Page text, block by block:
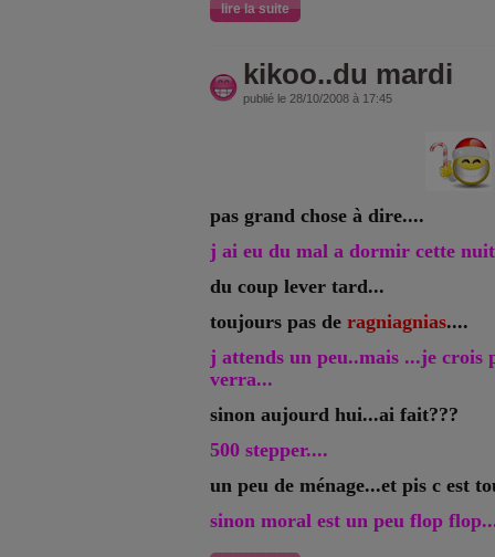
lire la suite
kikoo..du mardi
publié le 28/10/2008 à 17:45
pas grand chose à dire....
j ai eu du mal a dormir cette nuit
du coup lever tard...
toujours pas de ragniagnias....
j attends un peu..mais ...je crois
verra...
sinon aujourd hui...ai fait???
500 stepper....
un peu de ménage...et pis c est
sinon moral est un peu flop